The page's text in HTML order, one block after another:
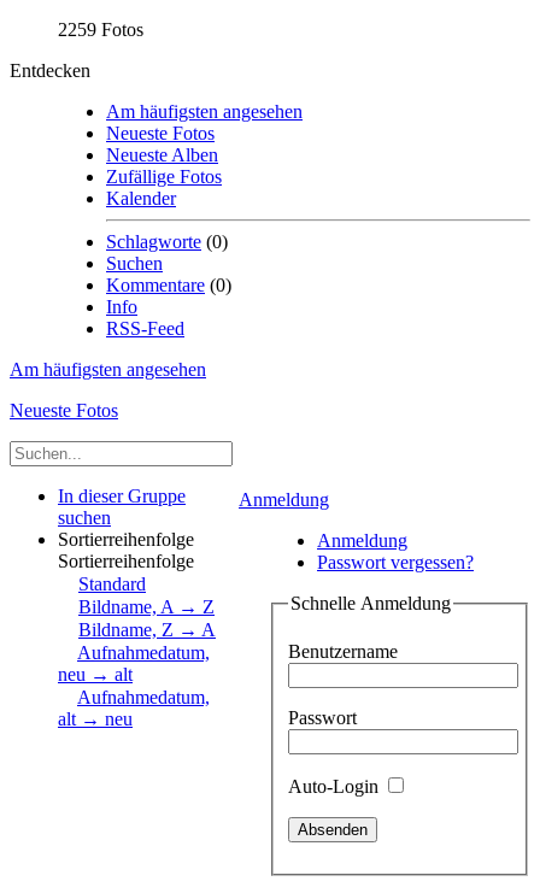
2259 Fotos
Entdecken
Am häufigsten angesehen
Neueste Fotos
Neueste Alben
Zufällige Fotos
Kalender
Schlagworte (0)
Suchen
Kommentare (0)
Info
RSS-Feed
Am häufigsten angesehen
Neueste Fotos
Anmeldung
Anmeldung
Passwort vergessen?
Schnelle Anmeldung
Benutzername
Passwort
Auto-Login
In dieser Gruppe
suchen
Sortierreihenfolge
Sortierreihenfolge
Standard
Bildname, A → Z
Bildname, Z → A
Aufnahmedatum,
neu → alt
Aufnahmedatum,
alt → neu